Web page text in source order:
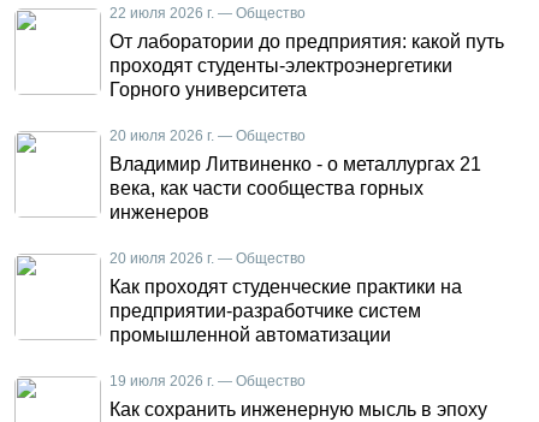
22 июля 2026 г. — Общество
От лаборатории до предприятия: какой путь
проходят студенты-электроэнергетики
Горного университета
20 июля 2026 г. — Общество
Владимир Литвиненко - о металлургах 21
века, как части сообщества горных
инженеров
20 июля 2026 г. — Общество
Как проходят студенческие практики на
предприятии-разработчике систем
промышленной автоматизации
19 июля 2026 г. — Общество
Как сохранить инженерную мысль в эпоху